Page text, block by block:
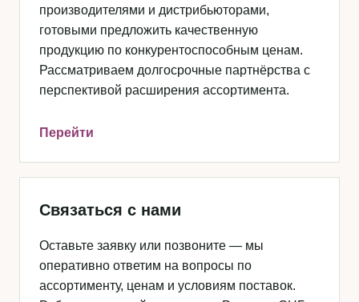
производителями и дистрибьюторами,
готовыми предложить качественную
продукцию по конкурентоспособным ценам.
Рассматриваем долгосрочные партнёрства с
перспективой расширения ассортимента.
Перейти
Связаться с нами
Оставьте заявку или позвоните — мы
оперативно ответим на вопросы по
ассортименту, ценам и условиям поставок.